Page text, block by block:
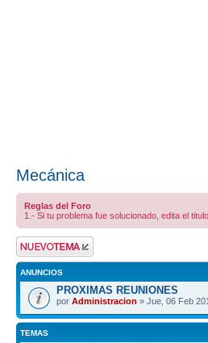
Mecánica
Reglas del Foro
1.- Si tu problema fue solucionado, edita el
Publicar un nuevo
tema
ANUNCIOS
PROXIMAS REUNIONES
por Administracion » Jue, 06 Feb
TEMAS